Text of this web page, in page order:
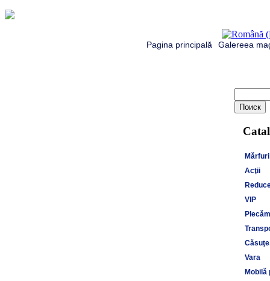
Pagina principală Galereea
Acţii
VIP
Vara
Mobilă